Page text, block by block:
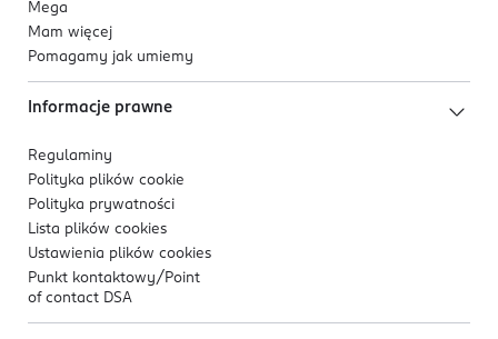
Mega
Mam więcej
Pomagamy jak umiemy
Informacje prawne
Regulaminy
Polityka plików cookie
Polityka prywatności
Lista plików cookies
Ustawienia plików cookies
Punkt kontaktowy/ Point
of contact DSA